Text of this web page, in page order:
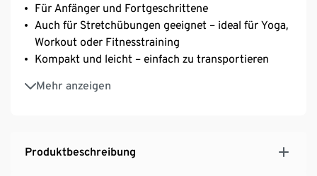
Für Anfänger und Fortgeschrittene
Auch für Stretchübungen geeignet – ideal für Yoga,
Workout oder Fitnesstraining
Kompakt und leicht – einfach zu transportieren
Mehr anzeigen
Inkl. Übungsposter im DIN-A3-Format
Durchmesser ca. 35 cm
Produktbeschreibung